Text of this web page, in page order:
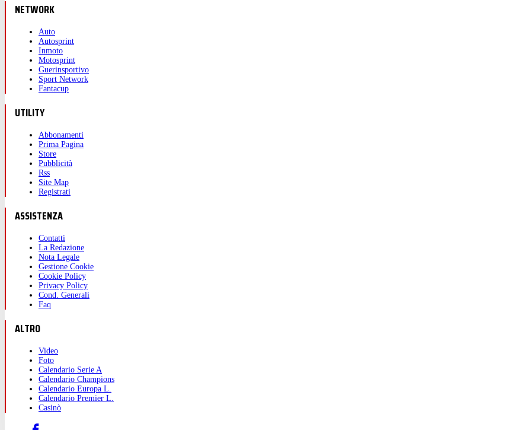
NETWORK
Auto
Autosprint
Inmoto
Motosprint
Guerinsportivo
Sport Network
Fantacup
UTILITY
Abbonamenti
Prima Pagina
Store
Pubblicità
Rss
Site Map
Registrati
ASSISTENZA
Contatti
La Redazione
Nota Legale
Gestione Cookie
Cookie Policy
Privacy Policy
Cond. Generali
Faq
ALTRO
Video
Foto
Calendario Serie A
Calendario Champions
Calendario Europa L.
Calendario Premier L.
Casinò